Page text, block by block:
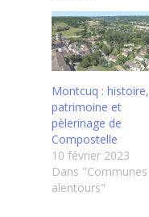
Montcuq : histoire,
patrimoine et
pèlerinage de
Compostelle
10 février 2023
Dans "Communes
alentours"